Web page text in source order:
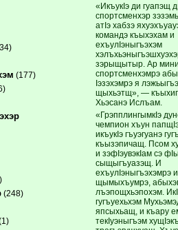
(177)
(248)
«ИкъукIэ ди гуапэщ
спортсменхэр
атIэ хабзэ
командэ къыхэхам и
ехъулIэныгъэхэм
зэрыщытыр. Ар
спортсменхэмрэ
Iэзэхэмрэ я
щыхьэтщ», —
Хьэсанэ Ислъам.
«ГрэпплингымкIэ
чемпион хъун
икъукIэ гъуэгуанэ
къызэпичащ. Псом
и зэфIэувэкIам сэ
сыщыгъуазэщ. И
ехъулIэныгъэхэмрэ и
щымыхъумрэ,
лъэпощхьэпохэм.
гугъуехьхэм
япсыхьащ, и къару
текIуэныгъэм